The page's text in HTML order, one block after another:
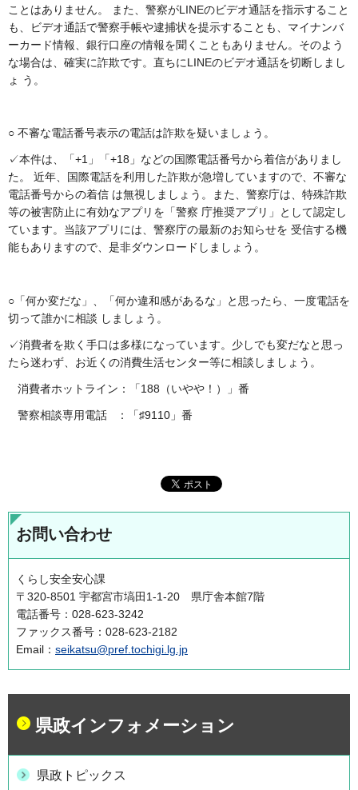
ことはありません。 また、警察がLINEのビデオ通話を指示すること
も、ビデオ通話で警察手帳や逮捕状を提示することも、マイナンバ
ーカード情報、銀行口座の情報を聞くこともありません。そのよう
な場合は、確実に詐欺です。直ちにLINEのビデオ通話を切断しまし
ょ う。
○ 不審な電話番号表示の電話は詐欺を疑いましょう。
✓本件は、「+1」「+18」などの国際電話番号から着信がありまし
た。 近年、国際電話を利用した詐欺が急増していますので、不審な
電話番号からの着信 は無視しましょう。また、警察庁は、特殊詐欺
等の被害防止に有効なアプリを「警察 庁推奨アプリ」として認定し
ています。当該アプリには、警察庁の最新のお知らせを 受信する機
能もありますので、是非ダウンロードしましょう。
○ 「何か変だな」、「何か違和感があるな」と思ったら、一度電話を
切って誰かに相談 しましょう。
✓消費者を欺く手口は多様になっています。少しでも変だなと思っ
たら迷わず、お近くの消費生活センター等に相談しましょう。
消費者ホットライン：「188（いやや！）」番
警察相談専用電話 ：「♯9110」番
お問い合わせ
くらし安全安心課
〒320-8501 宇都宮市塙田1-1-20 県庁舎本館7階
電話番号：028-623-3242
ファックス番号：028-623-2182
Email： seikatsu@pref.tochigi.lg.jp
県政インフォメーション
県政トピックス